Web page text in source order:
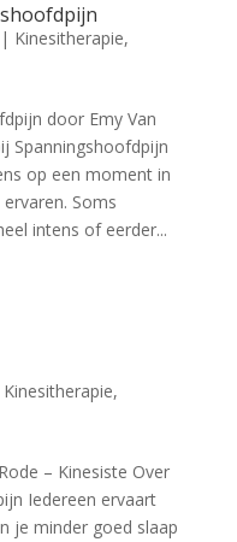
Kinesitherapie,
door Emy Van
Spanningshoofdpijn
op een moment in
Soms
intens of eerder...
Kinesitherapie,
– Kinesiste Over
Iedereen ervaart
je minder goed slaap